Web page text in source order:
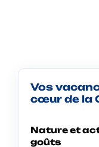
Vos
cœur de la
Nature et
goûts